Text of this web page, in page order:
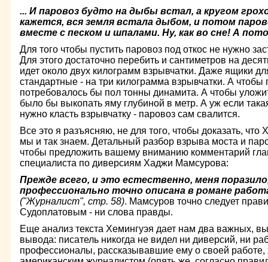
... И паровоз будто на дыбы встал, а кругом
кажется, вся земля встала дыбом, и потом
вместе с песком и шпалами. Ну, как во сне! А
Для того чтобы пустить паровоз под откос не нужно
Для этого достаточно перебить и сантиметров на
идет около двух килограмм взрывчатки. Даже ящики
стандартные - на три килограмма взрывчатки. А чтобы
потребовалось бы пол тонны динамита. А чтобы
было бы выкопать яму глубиной в метр. А уж если
нужно класть взрывчатку - паровоз сам свалится.
Все это я разъясняю, не для того, чтобы доказать, что
мы и так знаем. Детальный разбор взрыва моста и
чтобы предложить вашему вниманию комментарий
специалиста по диверсиям Хаджи Мамсурова:
Прежде всего, и это естественно, меня
профессионально точно описана в романе
("Журналист", стр. 58). Мамсуров точно следует
Судоплатовым - ни слова правды.
Еще анализ текста Хемингуэя дает нам два важных,
вывода: писатель никогда не видел ни ди­версий, ни
профессионалы, рассказывавшие ему о своей